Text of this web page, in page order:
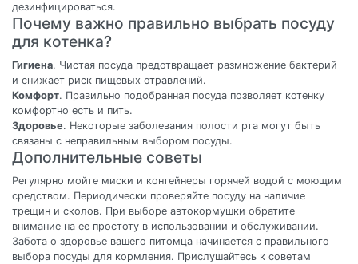
дезинфицироваться.
Почему важно правильно выбрать посуду
для котенка?
Гигиена. Чистая посуда предотвращает размножение бактерий
и снижает риск пищевых отравлений.
Комфорт. Правильно подобранная посуда позволяет котенку
комфортно есть и пить.
Здоровье. Некоторые заболевания полости рта могут быть
связаны с неправильным выбором посуды.
Дополнительные советы
Регулярно мойте миски и контейнеры горячей водой с моющим
средством. Периодически проверяйте посуду на наличие
трещин и сколов. При выборе автокормушки обратите
внимание на ее простоту в использовании и обслуживании.
Забота о здоровье вашего питомца начинается с правильного
выбора посуды для кормления. Прислушайтесь к советам